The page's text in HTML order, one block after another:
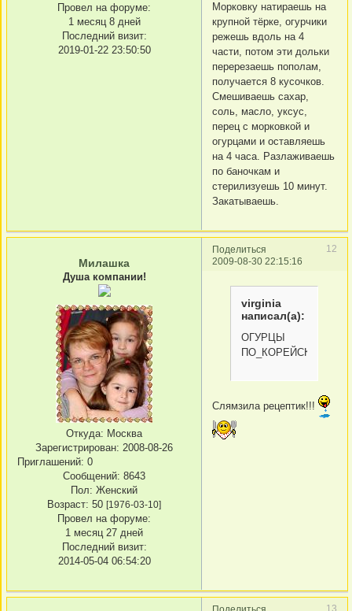
Провел на форуме:
1 месяц 8 дней
Последний визит:
2019-01-22 23:50:50
Морковку натираешь на
крупной тёрке, огурчики
режешь вдоль на 4
части, потом эти дольки
перерезаешь пополам,
получается 8 кусочков.
Смешиваешь сахар,
соль, масло, уксус,
перец с морковкой и
огурцами и оставляешь
на 4 часа. Разлаживаешь
по баночкам и
стерилизуешь 10 минут.
Закатываешь.
Поделиться
12
2009-08-30 22:15:16
Милашка
Душа компании!
Откуда: Москва
Зарегистрирован: 2008-08-26
Приглашений: 0
Сообщений: 8643
Пол: Женский
Возраст: 50 [1976-03-10]
Провел на форуме:
1 месяц 27 дней
Последний визит:
2014-05-04 06:54:20
virginia
написал(а):
ОГУРЦЫ
ПО_КОРЕЙСКИ
Слямзила рецептик!!!
Поделиться 13